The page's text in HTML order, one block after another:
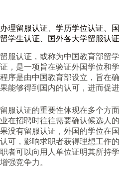
办理留服认证 、学历学位认证、
留学生认证、国外各大学留服认证
留服认证，或称为中国教育部留
证，是一项旨在验证外国学位和
程序是由中国教育部设立，旨在
果能够得到国内的认可，进而促
留服认证的重要性体现在多个方
业在招聘时往往需要确认候选人
果没有留服认证，外国的学位在
认可，影响求职者获得理想工作
职者可以向用人单位证明其所持
增强竞争力。